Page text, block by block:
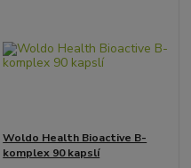
Woldo Health Bioactive B-
komplex 90 kapslí